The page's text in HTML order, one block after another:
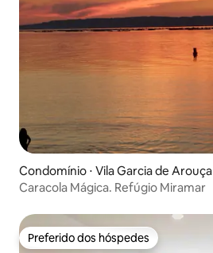
Condomínio ⋅ Vila Garcia de Arouça
Caracola Mágica. Refúgio Miramar
Preferido dos hóspedes
Preferido dos hóspedes